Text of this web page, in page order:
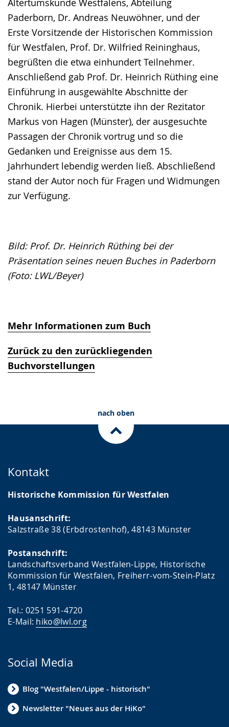
Paderborn, Dr. Andreas Neuwöhner, und der
Erste Vorsitzende der Historischen Kommission
für Westfalen, Prof. Dr. Wilfried Reininghaus,
begrüßten die etwa einhundert Teilnehmer.
Anschließend gab Prof. Dr. Heinrich Rüthing eine
Einführung in ausgewählte Abschnitte der
Chronik. Hierbei unterstützte ihn der Rezitator
Markus von Hagen (Münster), der ausgesuchte
Passagen der Chronik vortrug und so die
Gedanken und Ereignisse aus dem 15.
Jahrhundert lebendig werden ließ. Abschließend
stand der Autor noch für Fragen und Widmungen
zur Verfügung.
Bild: Prof. Dr. Heinrich Rüthing bei der
Präsentation seines neuen Buches in Paderborn
(Foto: LWL/Beyer)
Mehr Informationen zum Buch
Zurück zu den zurückliegenden
Buchvorstellungen
nach oben
Kontakt
Historische Kommission für Westfalen
Hausanschrift:
Salzstraße 38 (Erbdrostenhof), 48143 Münster
Postanschrift:
Landschaftsverband Westfalen-Lippe, Historische
Kommission für Westfalen, Freiherr-vom-Stein-Platz
1, 48147 Münster
Tel.: 0251 591-4720
E-Mail: hiko@lwl.org
Social Media
Blog "Westfalen/Lippe - historisch"
Newsletter "Neues aus der HiKo"